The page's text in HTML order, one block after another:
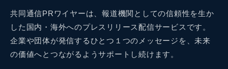
共同通信PRワイヤーは、報道機関としての信頼性を生か
した国内・海外へのプレスリリース配信サービスです。
企業や団体が発信するひとつ１つのメッセージを、未来
の価値へとつながるようサポートし続けます。